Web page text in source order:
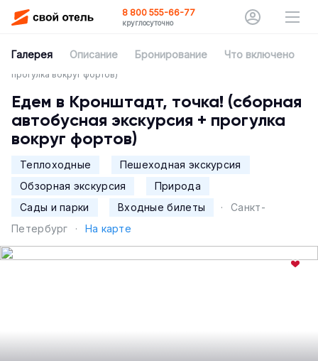
8 800 555-66-77
круглосуточно
Галерея Описание Бронирование Что включено
Главная
Впечатления
Едем в Кронштадт, точка! (сборная автобусная экскурсия +
прогулка вокруг фортов)
Едем в Кронштадт, точка! (сборная
автобусная экскурсия + прогулка
вокруг фортов)
Теплоходные
Пешеходная экскурсия
Обзорная экскурсия
Природа
Сады и парки
Входные билеты ·
Санкт-
Петербург
· На карте